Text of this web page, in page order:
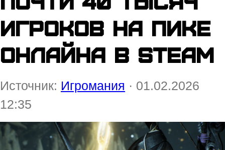
игроков на пике
онлайна в Steam
Источник: Игромания · 01.02.2026
12:35